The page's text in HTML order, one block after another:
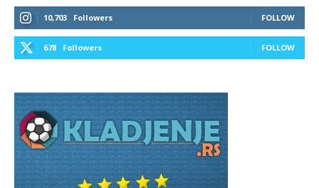
10,703 Followers FOLLOW
678 Followers FOLLOW